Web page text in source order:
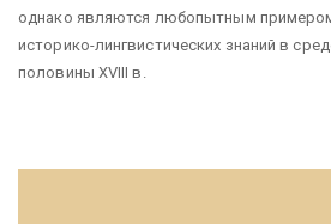
однако являются любопытным
историко-лингвистических знаний в
половины XVIII в.